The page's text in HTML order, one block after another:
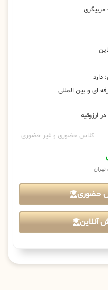
دارد
ای و بین المللی
ارزوئیه
کلاس حضوری و غیر حضوری
حضوری
آنلاین